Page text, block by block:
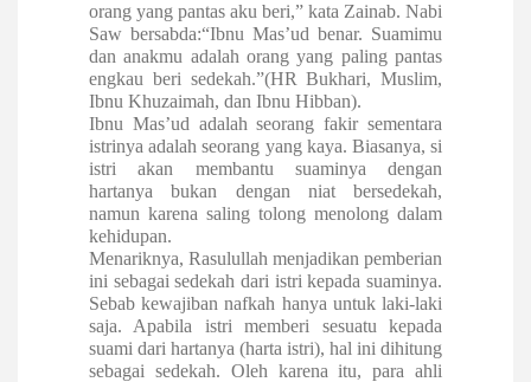
orang yang pantas aku beri,” kata Zainab. Nabi
Saw bersabda:“Ibnu Mas’ud benar. Suamimu
dan anakmu adalah orang yang paling pantas
engkau beri sedekah.”(HR Bukhari, Muslim,
Ibnu Khuzaimah, dan Ibnu Hibban).
Ibnu Mas’ud adalah seorang fakir sementara
istrinya adalah seorang yang kaya. Biasanya, si
istri akan membantu suaminya dengan
hartanya bukan dengan niat bersedekah,
namun karena saling tolong menolong dalam
kehidupan.
Menariknya, Rasulullah menjadikan pemberian
ini sebagai sedekah dari istri kepada suaminya.
Sebab kewajiban nafkah hanya untuk laki-laki
saja. Apabila istri memberi sesuatu kepada
suami dari hartanya (harta istri), hal ini dihitung
sebagai sedekah. Oleh karena itu, para ahli